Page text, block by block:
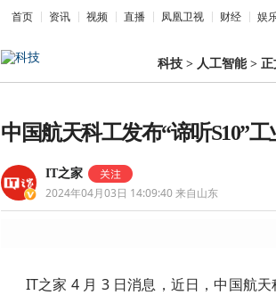
首页 资讯 视频 直播 凤凰卫视 财经 娱
科技 > 人工智能> 正
中国航天科工发布“谛听S10”
IT之家
2024年04月03日 14:09:40来自山东
IT之家 4 月 3 日消息，近日，中国航